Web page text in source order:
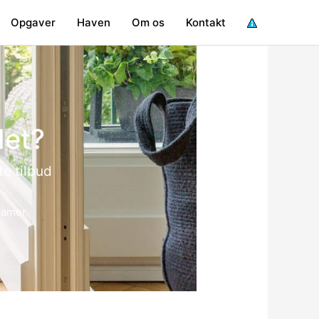
Opgaver Haven Om os Kontakt
tilbud